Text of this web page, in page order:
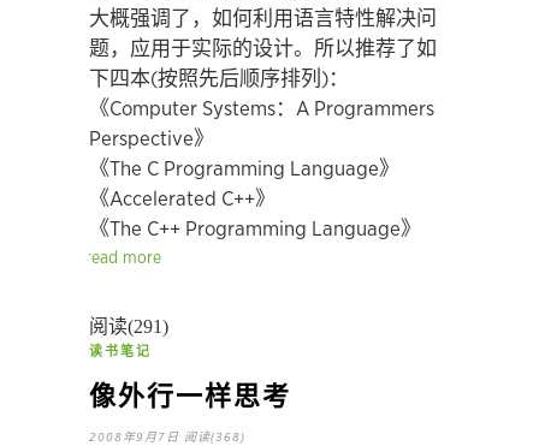
大概强调了，如何利用语言特性解决问
题，应用于实际的设计。所以推荐了如
下四本(按照先后顺序排列)：
《Computer Systems：A Programmers
Perspective》
《The C Programming Language》
《Accelerated C++》
《The C++ Programming Language》
read more
阅读(291)
读书笔记
像外行一样思考
2008年9月7日 阅读(368)